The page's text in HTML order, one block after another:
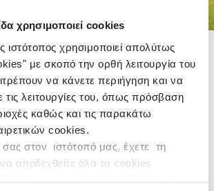
χρησιμοποιεί cookies
ιστότοπος χρησιμοποιεί απολύτως
με σκοπό την ορθή λειτουργία του
να κάνετε περιήγηση και να
τις λειτουργίες του, όπως πρόσβαση
καθώς και τις παρακάτω
cookies.
σας στον ιστότοπό μας, έχετε τη
να αποδεχθείτε όλα τα cookies
πρωτοβουλία και επιβραβεύοντας την
συνθήκες εργασίας που εξασφαλίζουν:
για την ανάπτυξη της